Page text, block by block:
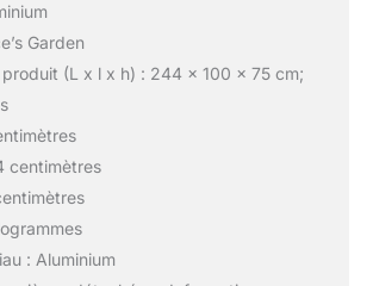
Garden
produit (L x l x h) : 244 x 100 x 75 cm;
centimètres
: Aluminium